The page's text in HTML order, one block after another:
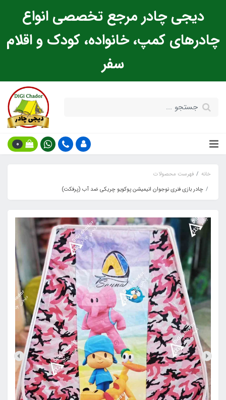
دیجی چادر مرجع تخصصی انواع
چادرهای کمپ، خانواده، کودک و اقلام
سفر
0
خانه
فهرست محصولات
چادر بازی فنری نوجوان انیمیشن پوکویو چریکی ضد آب (پرفکت)